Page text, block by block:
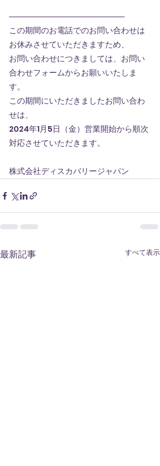
─────────────────────
この期間のお電話でのお問い合わせは
お休みさせていただきますため、
お問い合わせにつきましては、お問い
合わせフォームからお願いいたしま
す。
この期間にいただきましたお問い合わ
せは、
2024年1月5日（金）営業開始から順次
対応させていただきます。
株式会社ディスカバリージャパン
最新記事 すべて表示